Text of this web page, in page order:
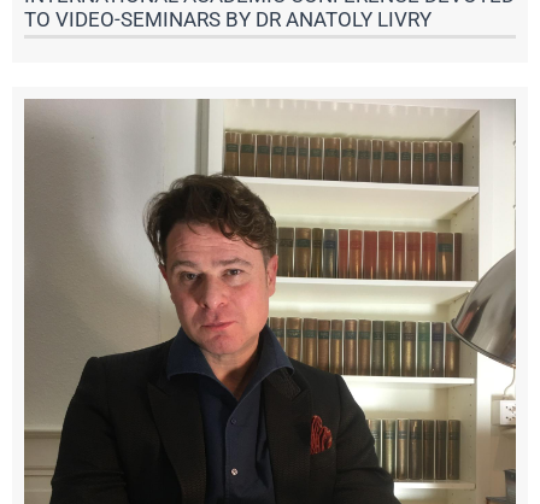
TO VIDEO-SEMINARS BY DR ANATOLY LIVRY